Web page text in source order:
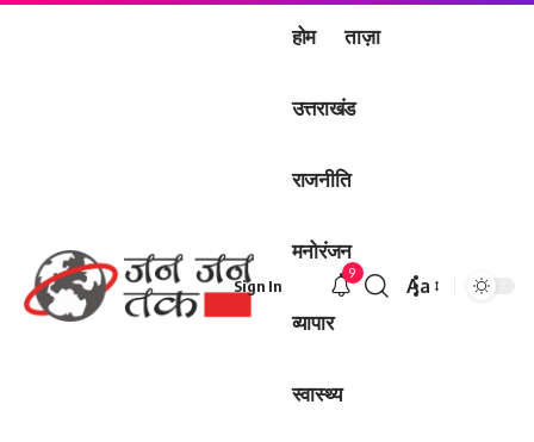
होम ताज़ा
उत्तराखंड
राजनीति
मनोरंजन
व्यापार
स्वास्थ्य
Sign In
9
Font
Aa